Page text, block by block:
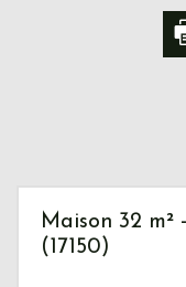
Maison 32 m²
(17150)